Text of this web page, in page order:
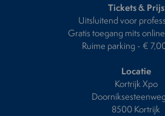
Tickets & Prijs
Uitsluitend voor
Gratis toegang mits
Ruime parking - €
Locatie
Kortrijk Xpo
8500 Kortrijk